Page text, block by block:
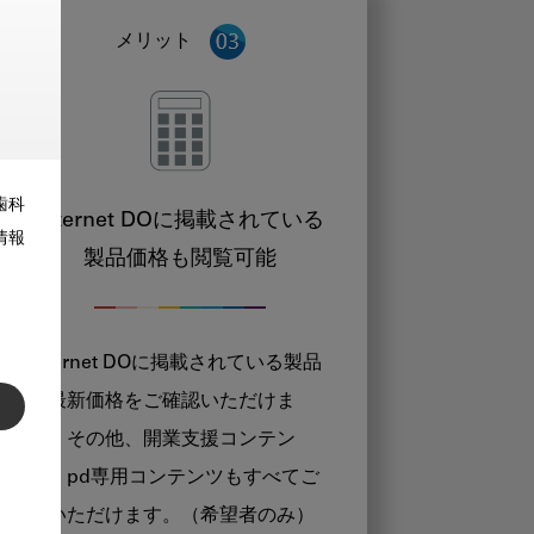
科
報
メリット
Internet DOに掲載されている
製品価格も閲覧可能
Internet DOに掲載されている製品
の最新価格をご確認いただけま
す。その他、開業支援コンテン
ツ、pd専用コンテンツもすべてご
覧いただけます。（希望者のみ）